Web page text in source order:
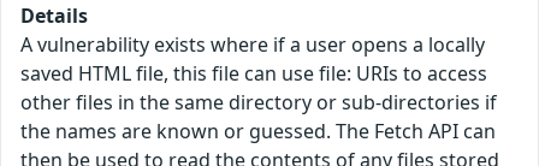
Details
A vulnerability exists where if a user opens a locally
saved HTML file, this file can use file: URIs to access
other files in the same directory or sub-directories if
the names are known or guessed. The Fetch API can
then be used to read the contents of any files stored